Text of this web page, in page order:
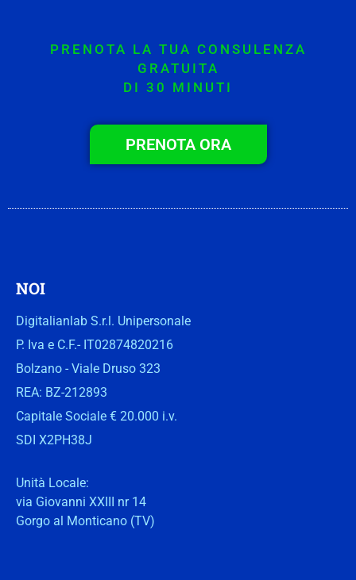
PRENOTA LA TUA CONSULENZA
GRATUITA
DI 30 MINUTI
PRENOTA ORA
NOI
Digitalianlab S.r.l. Unipersonale
P. Iva e C.F.- IT02874820216
Bolzano - Viale Druso 323
REA: BZ-212893
Capitale Sociale € 20.000 i.v.
SDI X2PH38J
Unità Locale:
via Giovanni XXIII nr 14
Gorgo al Monticano (TV)